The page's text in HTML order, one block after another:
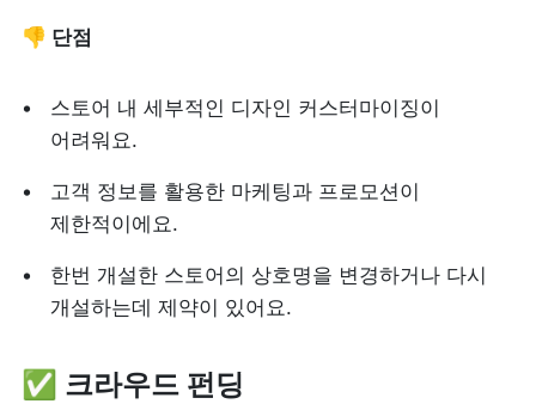
👎 단점
스토어 내 세부적인 디자인 커스터마이징이
어려워요.
고객 정보를 활용한 마케팅과 프로모션이
제한적이에요.
한번 개설한 스토어의 상호명을 변경하거나 다시
개설하는데 제약이 있어요.
✅ 크라우드 펀딩